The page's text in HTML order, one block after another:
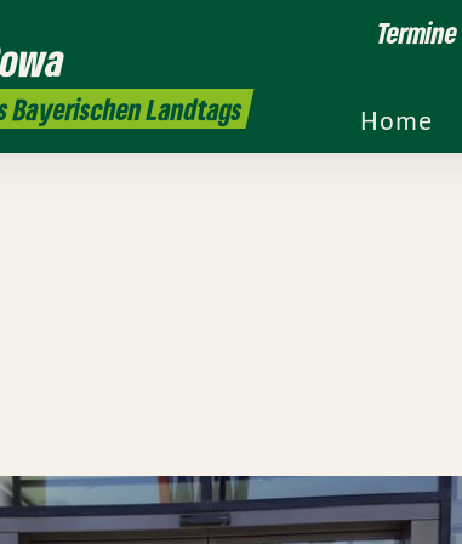
Bayerischen Landtags
Termine
Home